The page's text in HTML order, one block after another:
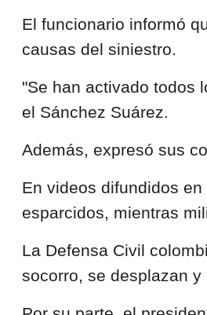
El funcionario informó
causas del siniestro.
"Se han activado todos
el Sánchez Suárez.
Además, expresó sus
En videos difundidos
esparcidos, mientras
La Defensa Civil
socorro, se desplazan